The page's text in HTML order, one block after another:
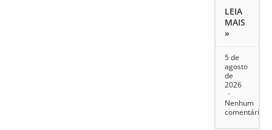
LEIA
MAIS
»
5 de
agosto
de
2026
Nenhum
comentário